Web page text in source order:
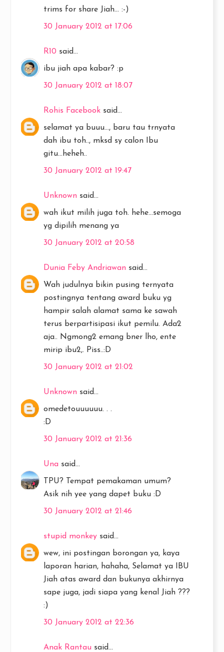
trims for share Jiah... :-)
30 January 2012 at 17:06
R10 said...
ibu jiah apa kabar? :p
30 January 2012 at 18:07
Rohis Facebook said...
selamat ya buuu..., baru tau trnyata
dah ibu toh.., mksd sy calon Ibu
gitu...heheh..
30 January 2012 at 19:47
Unknown said...
wah ikut milih juga toh. hehe...semoga
yg dipilih menang ya
30 January 2012 at 20:58
Dunia Feby Andriawan said...
Wah judulnya bikin pusing ternyata
postingnya tentang award buku yg
hampir salah alamat sama ke sawah
terus berpartisipasi ikut pemilu. Ada2
aja.. Ngmong2 emang bner lho, ente
mirip ibu2,. Piss..:D
30 January 2012 at 21:02
Unknown said...
omedetouuuuuu. . .
:D
30 January 2012 at 21:36
Una said...
TPU? Tempat pemakaman umum?
Asik nih yee yang dapet buku :D
30 January 2012 at 21:46
stupid monkey said...
wew, ini postingan borongan ya, kaya
laporan harian, hahaha, Selamat ya IBU
Jiah atas award dan bukunya akhirnya
sape juga, jadi siapa yang kenal Jiah ???
:)
30 January 2012 at 22:36
Anak Rantau said...